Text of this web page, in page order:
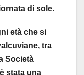
di sole.
età che si
tra
Società
stata una